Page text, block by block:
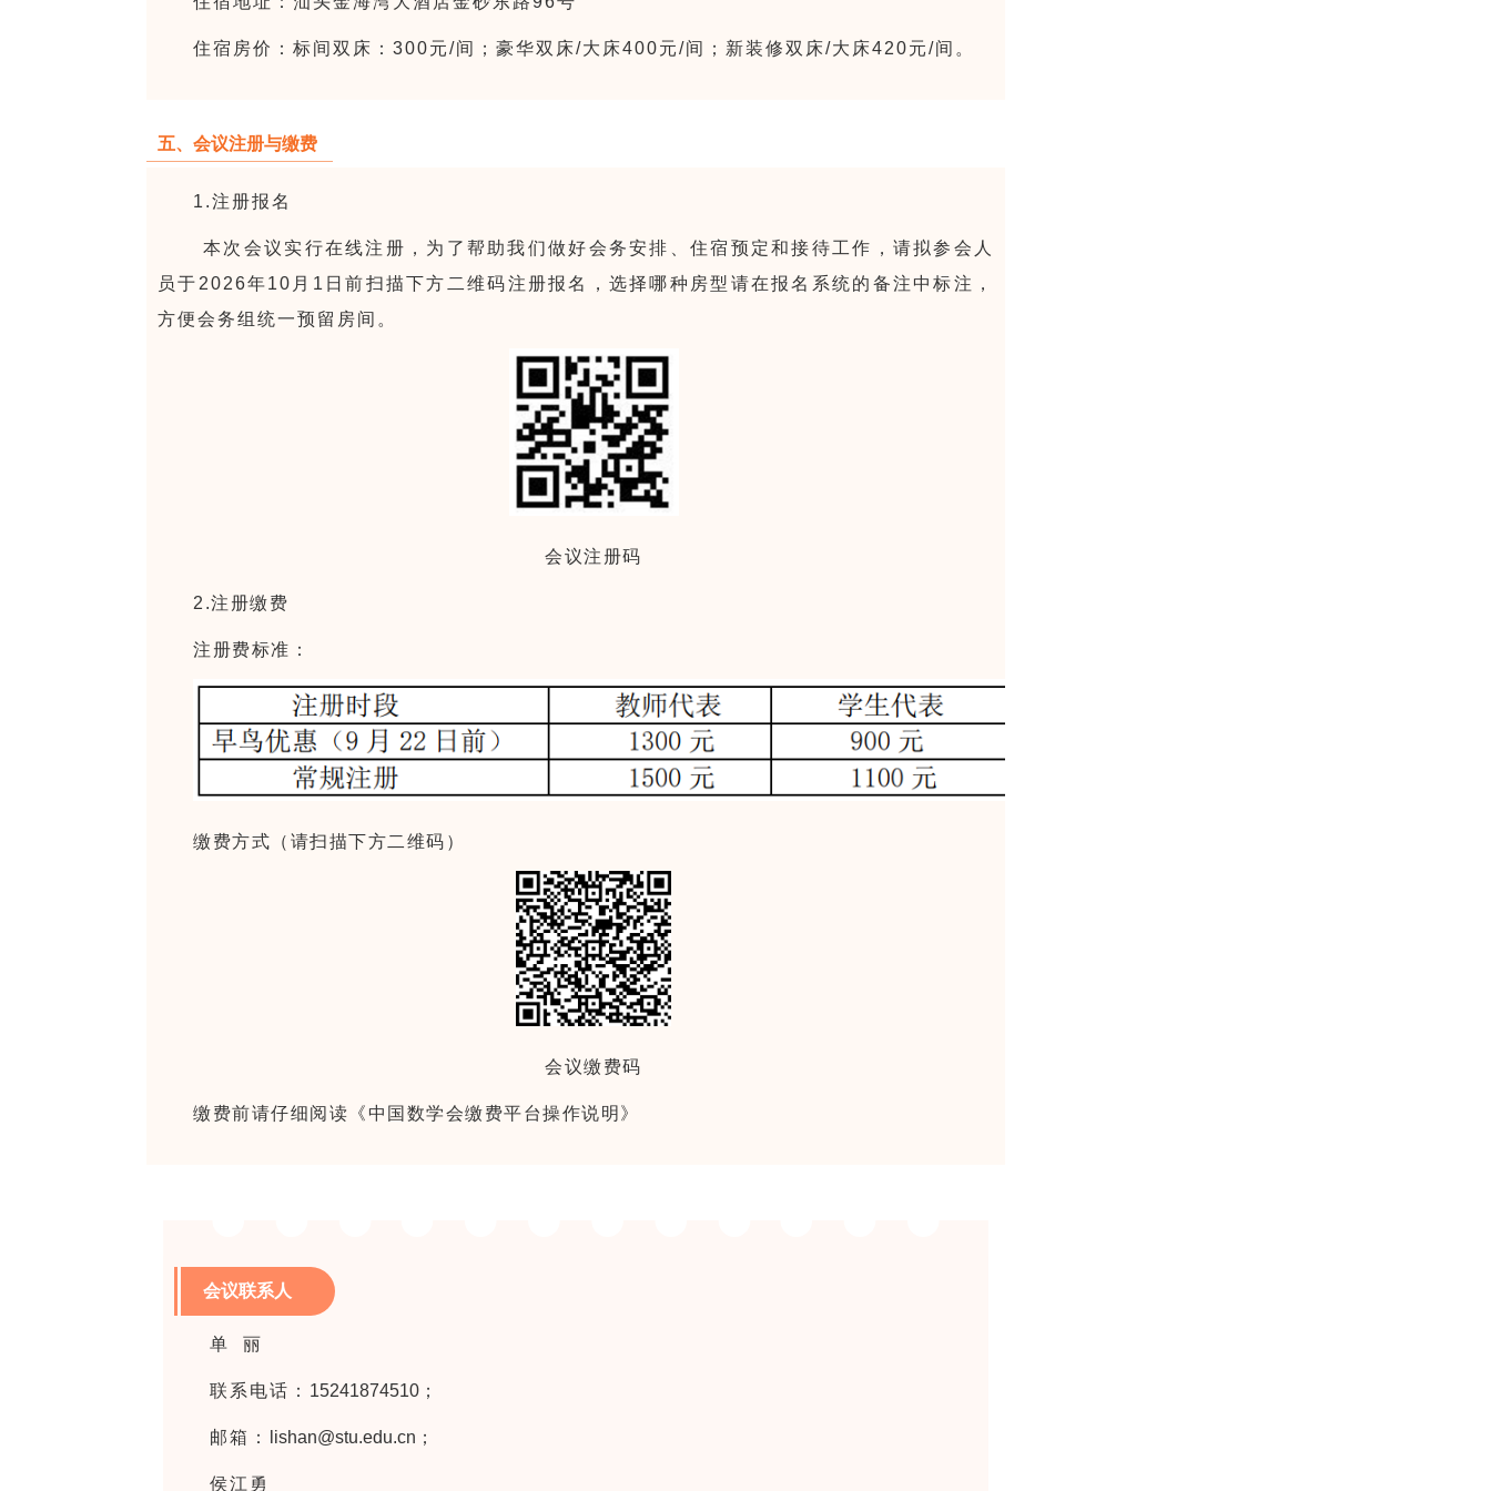
住宿房价：标间双床：300元/间；豪华双床/大床400元/间； 新装修双床/大床420元/间。
五、会议注册与缴费
1.注册报名
本次会议实行在线注册，为了帮助我们做好会务安排、住宿预定和接待工作，请拟参会人
员于2026年10月1日前扫描下方二维码注册报名，选择哪种房型请在报名系统的备注中标注，
方便会务组统一预留房间。
会议注册码
2.注册缴费
注册费标准：
缴费方式（请扫描下方二维码）
会议缴费码
缴费前请仔细阅读《中国数学会缴费平台操作说明》
会议联系人
单 丽
联系电话： 15241874510；
邮箱： lishan@stu.edu.cn；
侯江勇